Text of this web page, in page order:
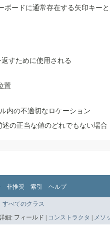
ードに通常存在する矢印キーと
すために使用される
置
内の不適切なロケーション
述の正当な値のどれでもない場合
非推奨 索引 ヘルプ
すべてのクラス
細: フィールド | コンストラクタ | メソ